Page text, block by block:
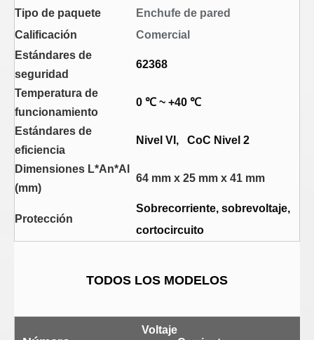
Tipo de paquete
Enchufe de pared
Calificación
Comercial
Estándares de
seguridad
62368
Temperatura de
funcionamiento
0 ℃ ~ +40 ℃
Estándares de
eficiencia
Nivel VI, CoC Nivel 2
Dimensiones L*An*Al
(mm)
64 mm x 25 mm x 41 mm
Protección
Sobrecorriente, sobrevoltaje,
cortocircuito
TODOS LOS MODELOS
Voltaje